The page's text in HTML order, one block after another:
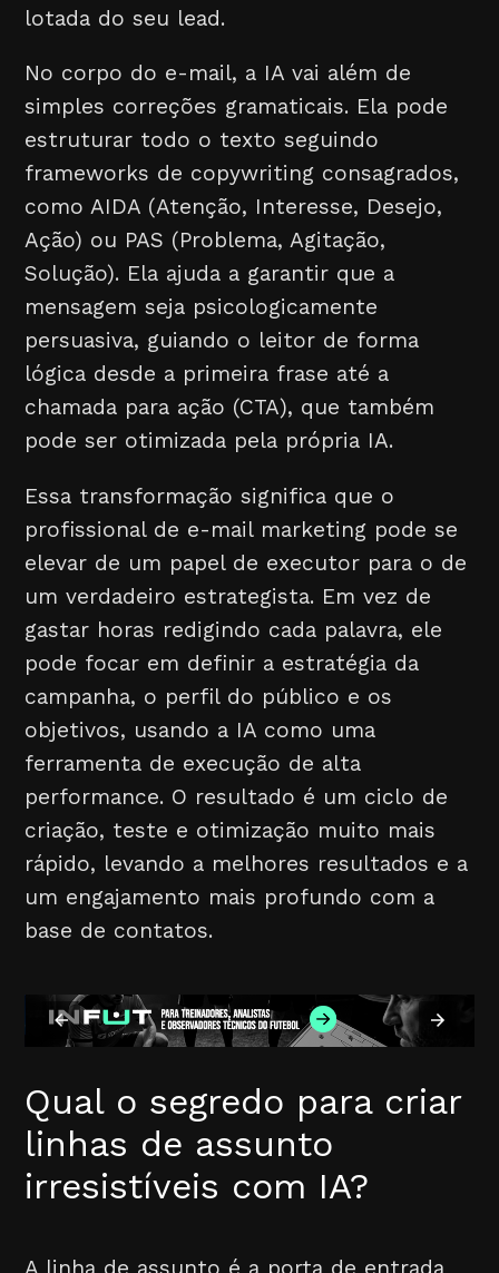
lotada do seu lead.
No corpo do e-mail, a IA vai além de
simples correções gramaticais. Ela pode
estruturar todo o texto seguindo
frameworks de copywriting consagrados,
como AIDA (Atenção, Interesse, Desejo,
Ação) ou PAS (Problema, Agitação,
Solução). Ela ajuda a garantir que a
mensagem seja psicologicamente
persuasiva, guiando o leitor de forma
lógica desde a primeira frase até a
chamada para ação (CTA), que também
pode ser otimizada pela própria IA.
Essa transformação significa que o
profissional de e-mail marketing pode se
elevar de um papel de executor para o de
um verdadeiro estrategista. Em vez de
gastar horas redigindo cada palavra, ele
pode focar em definir a estratégia da
campanha, o perfil do público e os
objetivos, usando a IA como uma
ferramenta de execução de alta
performance. O resultado é um ciclo de
criação, teste e otimização muito mais
rápido, levando a melhores resultados e a
um engajamento mais profundo com a
base de contatos.
Qual o segredo para criar
linhas de assunto
irresistíveis com IA?